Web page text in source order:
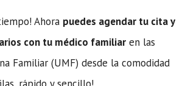
Ahora puedes agendar tu cita y
con tu médico familiar en las
Familiar (UMF) desde la comodidad
rápido y sencillo!